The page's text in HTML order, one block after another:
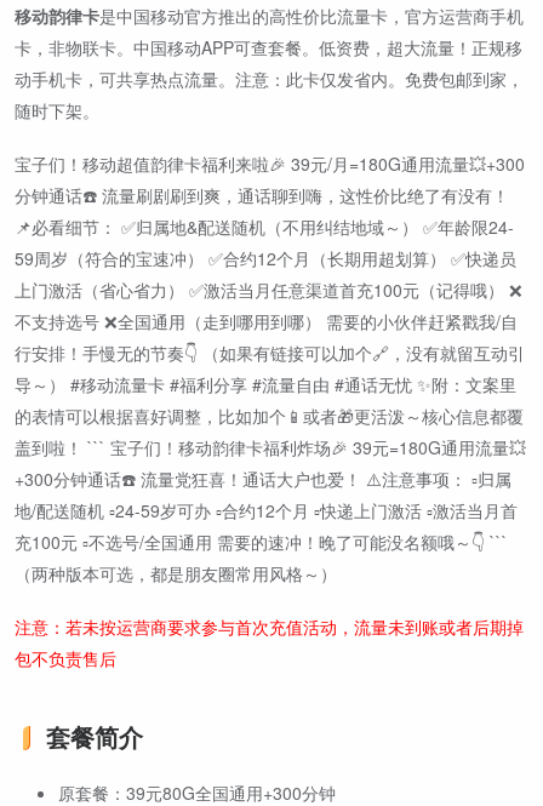
移动韵律卡是中国移动官方推出的高性价比流量卡，官方运营商手机
卡，非物联卡。中国移动APP可查套餐。低资费，超大流量！正规移
动手机卡，可共享热点流量。注意：此卡仅发省内。免费包邮到家，
随时下架。
宝子们！移动超值韵律卡福利来啦🎉 39元/月=180G通用流量💥+300
分钟通话☎️ 流量刷剧刷到爽，通话聊到嗨，这性价比绝了有没有！
📌必看细节： ✅归属地&配送随机（不用纠结地域～） ✅年龄限24-
59周岁（符合的宝速冲） ✅合约12个月（长期用超划算） ✅快递员
上门激活（省心省力） ✅激活当月任意渠道首充100元（记得哦） ❌
不支持选号 ❌全国通用（走到哪用到哪） 需要的小伙伴赶紧戳我/自
行安排！手慢无的节奏👇 （如果有链接可以加个🔗，没有就留互动引
导～） #移动流量卡 #福利分享 #流量自由 #通话无忧 ✨附：文案里
的表情可以根据喜好调整，比如加个📱或者🎁更活泼～核心信息都覆
盖到啦！ ``` 宝子们！移动韵律卡福利炸场🎉 39元=180G通用流量💥
+300分钟通话☎️ 流量党狂喜！通话大户也爱！ ⚠️注意事项： ▫️归属
地/配送随机 ▫️24-59岁可办 ▫️合约12个月 ▫️快递上门激活 ▫️激活当月首
充100元 ▫️不选号/全国通用 需要的速冲！晚了可能没名额哦～👇 ```
（两种版本可选，都是朋友圈常用风格～）
注意：若未按运营商要求参与首次充值活动，流量未到账或者后期掉
包不负责售后
套餐简介
原套餐：39元80G全国通用+300分钟